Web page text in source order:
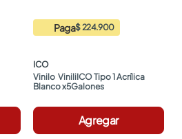
Paga$ 224.900
ICO
Vinilo  ViniliICO Tipo 1 Acrílica
Blanco x5Galones
Agregar